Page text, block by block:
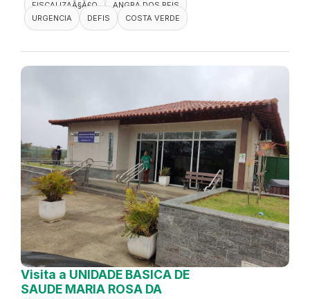
FISCALIZAÃ§Ã£O
ANGRA DOS REIS
URGENCIA
DEFIS COSTA VERDE
Visita a UNIDADE BASICA DE
SAUDE MARIA ROSA DA